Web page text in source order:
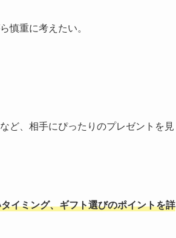
慎重に考えたい。
ど、相手にぴったりのプレゼントを見
イミング、ギフト選びのポイントを詳